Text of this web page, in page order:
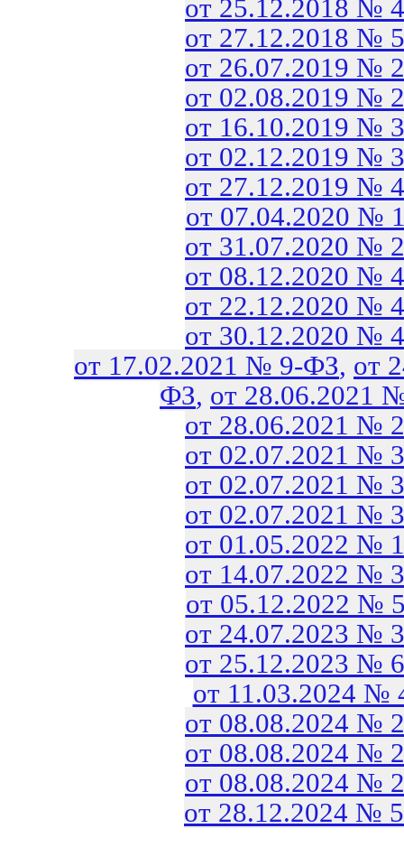
от 25.12.2018 №
от 27.12.2018 №
от 26.07.2019 №
от 02.08.2019 №
от 16.10.2019 №
от 02.12.2019 №
от 27.12.2019 №
от 07.04.2020 №
от 31.07.2020 №
от 08.12.2020 №
от 22.12.2020 №
от 30.12.2020 №
от 17.02.2021 № 9-ФЗ, от
ФЗ, от 28.06.2021
от 28.06.2021 №
от 02.07.2021 №
от 02.07.2021 №
от 02.07.2021 №
от 01.05.2022 №
от 14.07.2022 №
от 05.12.2022 №
от 24.07.2023 №
от 25.12.2023 №
от 11.03.2024 №
от 08.08.2024 №
от 08.08.2024 №
от 08.08.2024 №
от 28.12.2024 №